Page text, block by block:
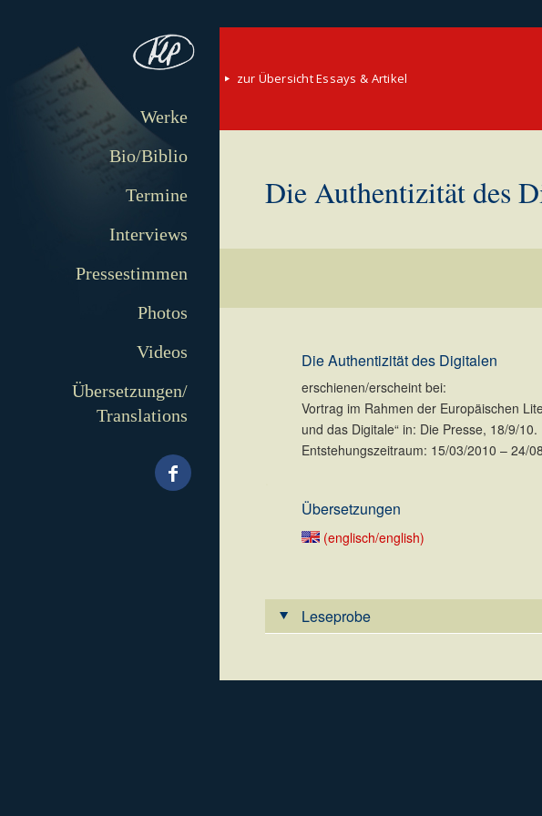
Werke
Bio/Biblio
Termine
Interviews
Pressestimmen
Photos
Videos
Übersetzungen/
Translations
zur Übersicht Essays & Artikel
Die Authentizität des
Die Authentizität des Digitalen
erschienen/erscheint bei:
Vortrag im Rahmen der Europäischen
und das Digitale“ in: Die Presse, 18/9/10.
Entstehungszeitraum: 15/03/2010 – 24/
Übersetzungen
(englisch/english)
Leseprobe